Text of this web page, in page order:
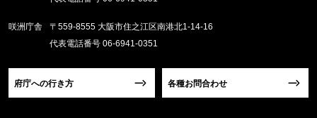
咲洲庁舎
〒559-8555 大阪市住之江区南港北1-14-16
代表電話番号 06-6941-0351
府庁への行き方 各種お問合わせ